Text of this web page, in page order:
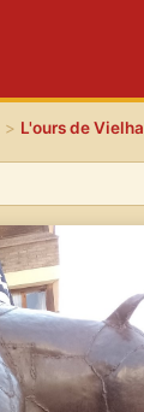
> L'ours de Vielha